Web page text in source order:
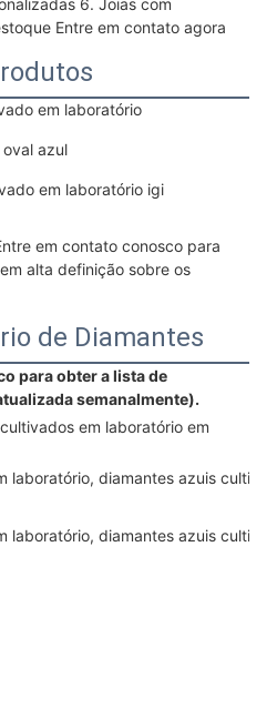
Entre em contato agora
alta definição sobre os
de Diamantes
semanalmente).